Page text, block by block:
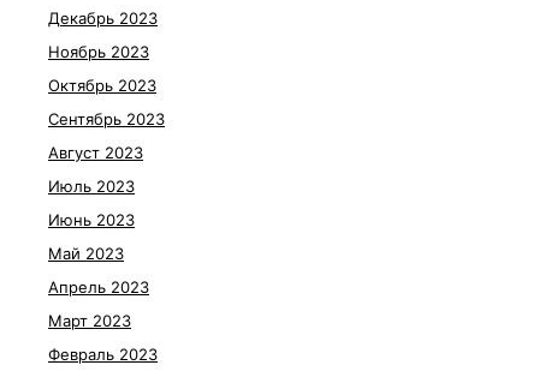
Декабрь 2023
Ноябрь 2023
Октябрь 2023
Сентябрь 2023
Август 2023
Июль 2023
Июнь 2023
Май 2023
Апрель 2023
Март 2023
Февраль 2023